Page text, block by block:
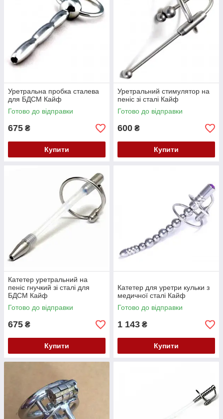
Уретральна пробка сталева
для БДСМ Кайф
Готово до відправки
675 ₴
Купити
Уретральний стимулятор на
пеніс зі сталі Кайф
Готово до відправки
600 ₴
Купити
Катетер уретральний на
пеніс гнучкий зі сталі для
БДСМ Кайф
Готово до відправки
675 ₴
Купити
Катетер для уретри кульки з
медичної сталі Кайф
Готово до відправки
1 143 ₴
Купити